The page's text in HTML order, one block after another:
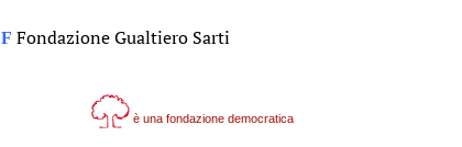
F Fondazione Gualtiero Sarti
è una fondazione democratica